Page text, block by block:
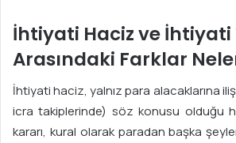
İhtiyati Haciz ve İhtiyati
Arasındaki Farklar
İhtiyati haciz, yalnız para alacaklarına
icra takiplerinde) söz konusu olduğu
kararı, kural olarak paradan başka